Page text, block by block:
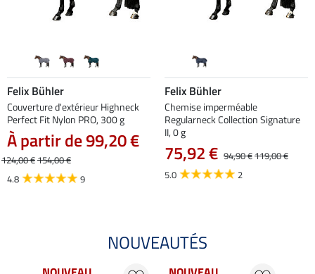
Felix Bühler
Couverture d'extérieur Highneck
Perfect Fit Nylon PRO, 300 g
À partir de 99,20 €
124,00 €154,00 €
4.8
9
Felix Bühler
Chemise imperméable
Regularneck Collection Signature
II, 0 g
75,92 € 94,90 €119,00 €
5.0
2
NOUVEAUTÉS